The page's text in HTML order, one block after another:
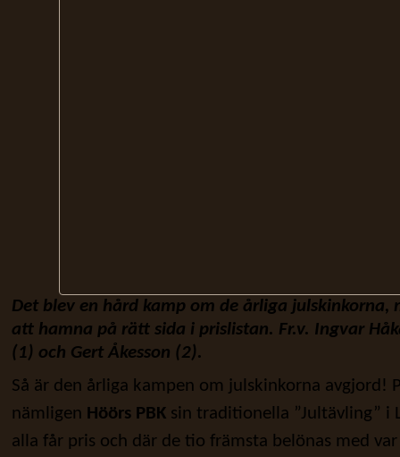
Det blev en hård kamp om de årliga julskinkorna,
att hamna på rätt sida i prislistan. Fr.v. Ingvar
(1) och Gert Åkesson (2).
Så är den årliga kampen om julskinkorna avgjord!
nämligen Höörs PBKsin traditionella ”Jultävling” i
alla får pris och där de tio främsta belönas med